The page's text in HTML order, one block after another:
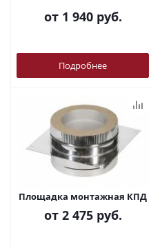
от 1 940 руб.
Подробнее
Площадка монтажная КПД
от 2 475 руб.